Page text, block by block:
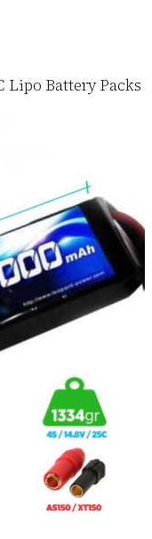
Lipo Battery Packs